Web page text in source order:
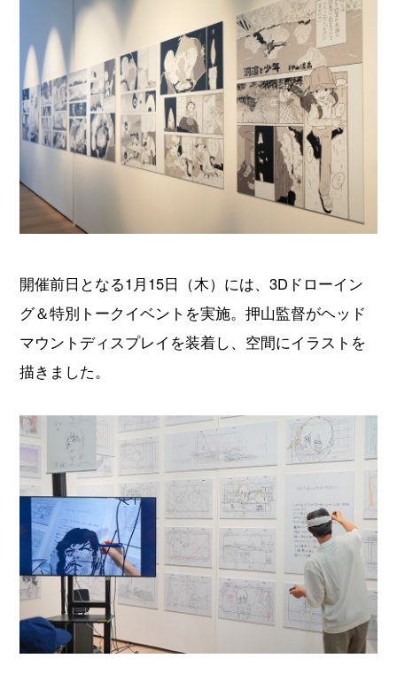
開催前日となる1月15日（木）には、3Dドローイン
グ＆特別トークイベントを実施。押山監督がヘッド
マウントディスプレイを装着し、空間にイラストを
描きました。